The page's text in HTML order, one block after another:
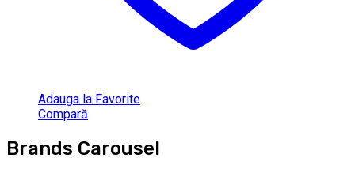
Adauga la Favorite
Compară
Brands Carousel